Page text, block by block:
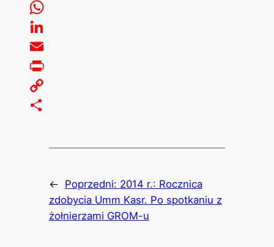
Twitter
WhatsApp
LinkedIn
Email
Print
Copy
← Poprzedni: 2014 r.: Rocznica
zdobycia Umm Kasr. Po spotkaniu z
żołnierzami GROM-u